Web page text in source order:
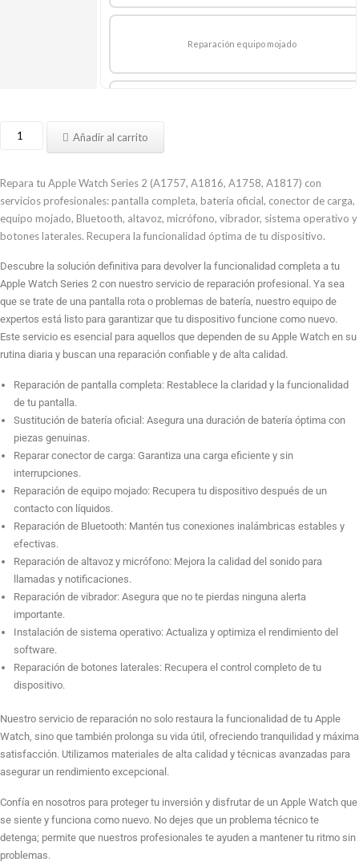
Reparación equipo mojado
Reparación de Micrófono
Reparación de vibrador
Reparar
series
2
A1757
A1816
A1817
cantidad
Añadir al carrito
Repara tu Apple Watch Series 2 (A1757, A1816, A1758, A1817) con
servicios profesionales: pantalla completa, batería oficial, conector de carga,
equipo mojado, Bluetooth, altavoz, micrófono, vibrador, sistema operativo y
botones laterales. Recupera la funcionalidad óptima de tu dispositivo.
Descubre la solución definitiva para devolver la funcionalidad completa a tu
Apple Watch Series 2 con nuestro servicio de reparación profesional. Ya sea
que se trate de una pantalla rota o problemas de batería, nuestro equipo de
expertos está listo para garantizar que tu dispositivo funcione como nuevo.
Este servicio es esencial para aquellos que dependen de su Apple Watch en su
rutina diaria y buscan una reparación confiable y de alta calidad.
Reparación de pantalla completa: Restablece la claridad y la funcionalidad
de tu pantalla.
Sustitución de batería oficial: Asegura una duración de batería óptima con
piezas genuinas.
Reparar conector de carga: Garantiza una carga eficiente y sin
interrupciones.
Reparación de equipo mojado: Recupera tu dispositivo después de un
contacto con líquidos.
Reparación de Bluetooth: Mantén tus conexiones inalámbricas estables y
efectivas.
Reparación de altavoz y micrófono: Mejora la calidad del sonido para
llamadas y notificaciones.
Reparación de vibrador: Asegura que no te pierdas ninguna alerta
importante.
Instalación de sistema operativo: Actualiza y optimiza el rendimiento del
software.
Reparación de botones laterales: Recupera el control completo de tu
dispositivo.
Nuestro servicio de reparación no solo restaura la funcionalidad de tu Apple
Watch, sino que también prolonga su vida útil, ofreciendo tranquilidad y máxima
satisfacción. Utilizamos materiales de alta calidad y técnicas avanzadas para
asegurar un rendimiento excepcional.
Confía en nosotros para proteger tu inversión y disfrutar de un Apple Watch que
se siente y funciona como nuevo. No dejes que un problema técnico te
detenga; permite que nuestros profesionales te ayuden a mantener tu ritmo sin
problemas.